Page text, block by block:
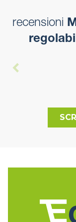
recensioni